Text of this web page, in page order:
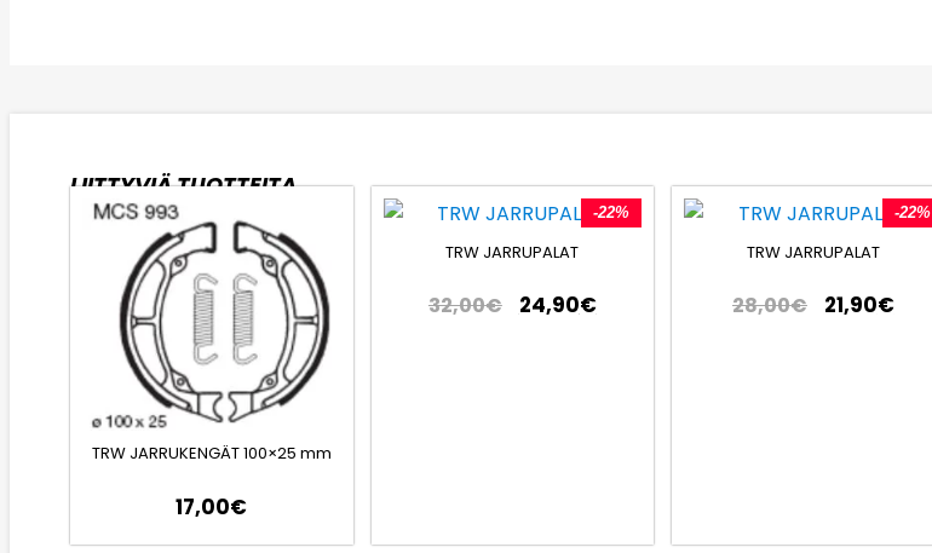
LIITTYVIÄ TUOTTEITA
TRW JARRUKENGÄT 100×25 mm
17,00€
-22%
TRW JARRUPALAT
32,00€ 24,90€
-22%
TRW JARRUPALAT
28,00€ 21,90€